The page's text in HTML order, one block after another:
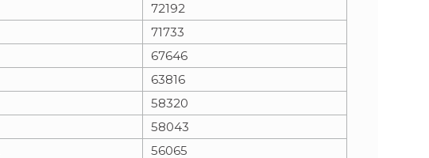
72192
71733
67646
63816
58320
58043
56065